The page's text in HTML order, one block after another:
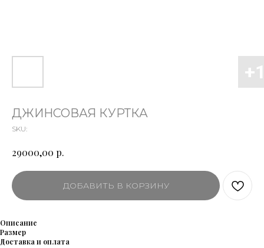
ДЖИНСОВАЯ КУРТКА
SKU:
29000,00 р.
ДОБАВИТЬ В КОРЗИНУ
Описание
Размер
Доставка и оплата